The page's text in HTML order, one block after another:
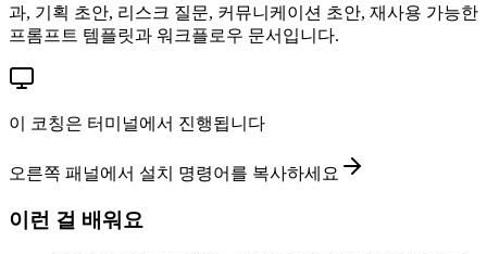
과, 기획 초안, 리스크 질문, 커뮤니케이션 초안, 재사용 가능한
프롬프트 템플릿과 워크플로우 문서입니다.
이 코칭은 터미널에서 진행됩니다
오른쪽 패널에서 설치 명령어를 복사하세요
이런 걸 배워요